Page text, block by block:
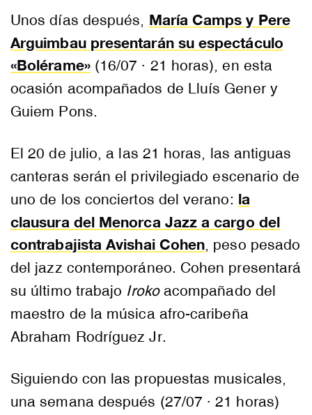
Unos días después, María Camps y Pere
Arguimbau presentarán su espectáculo
«Bolérame»(16/07 · 21 horas), en esta
ocasión acompañados de Lluís Gener y
Guiem Pons.
El 20 de julio, a las 21 horas, las antiguas
canteras serán el privilegiado escenario de
uno de los conciertos del verano: la
clausura del Menorca Jazz a cargo del
contrabajista Avishai Cohen, peso pesado
del jazz contemporáneo. Cohen presentará
su último trabajo Irokoacompañado del
maestro de la música afro-caribeña
Abraham Rodríguez Jr.
Siguiendo con las propuestas musicales,
una semana después (27/07 · 21 horas)